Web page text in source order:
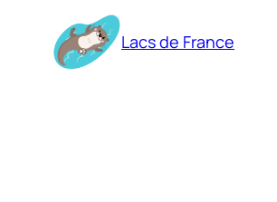
contenu
Lacs de France